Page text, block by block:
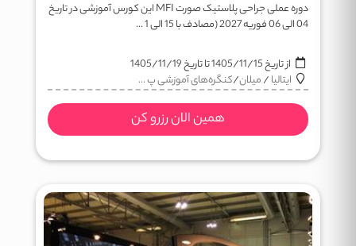
دوره عملی جراحی پلاستیک صورت MFI این کورس آموزشی در تاریخ
04 الی 06 فوریه 2027 (مصادف با 15 الی 1 ...
از تاریخ1405/11/15تا تاریخ1405/11/19
ایتالیا/میلان/کنگره‌های آموزشی پ ...
همین الان رزرو کن